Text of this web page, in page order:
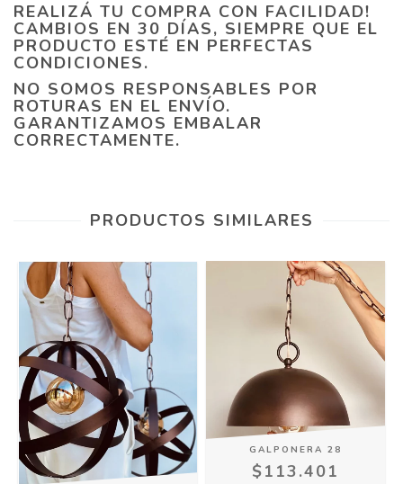
REALIZÁ TU COMPRA CON FACILIDAD!
CAMBIOS EN 30 DÍAS, SIEMPRE QUE EL
PRODUCTO ESTÉ EN PERFECTAS
CONDICIONES.
NO SOMOS RESPONSABLES POR
ROTURAS EN EL ENVÍO.
GARANTIZAMOS EMBALAR
CORRECTAMENTE.
PRODUCTOS SIMILARES
GALPONERA 28
$113.401